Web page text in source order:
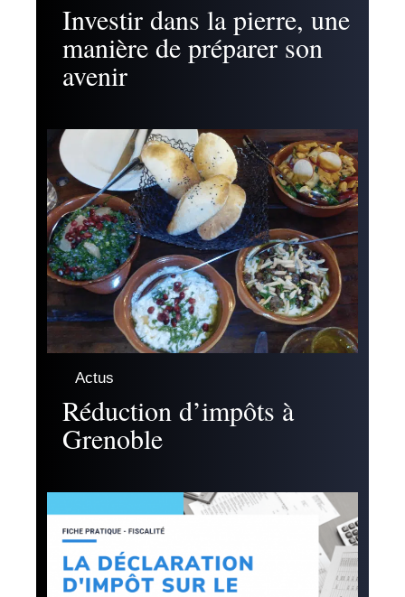
Investir dans la pierre, une
manière de préparer son
avenir
Actus
Réduction d’impôts à
Grenoble